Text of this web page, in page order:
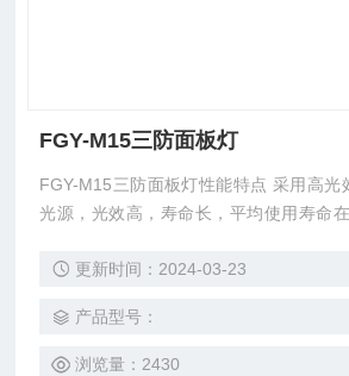
FGY-M15三防面板灯
FGY-M15三防面板灯性能特点 采用高光
光源，光效高，寿命长，平均使用寿命
右，节能*。 采用漫反射和的配光设计
人员的视觉疲劳。
更新时间：2024-03-23
产品型号：
浏览量：2430